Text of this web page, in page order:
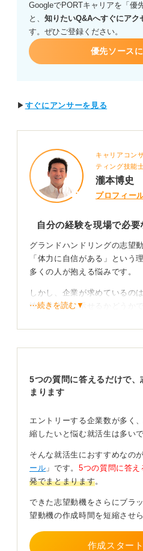
れるポイントは何でしょうか
り込み方や、どのような熱意
アドバイスをお願いします。
GoogleでPORTキャリアを「優
と、 知りたいQ&Aへすぐにアク
す。ぜひご登録ください。
優先ソース
▶ すぐにアンサーを見る
キャリアコン
ティング技能
瀧本博史
プロフィー
自分の経験を現場で必
グランドハンドリングの志望
「体力に自信がある」という
多くの人が抱える悩みです。
しかし、企業が求めているの
性を具体的に示せるかどうか
この経験を「グランドハンド
ったことがあります。
まずはグランドハンドリン
よう
という厳しい基準のもと、航
下ろし、給油作業、機内清掃
速かつ正確にこなす重要な役割
⋯続きを読む▼
5つの質問に答えるだけで
まります
エントリーする企業数が多く
縮したいと悩む就活生は多いで
そんな就活生におすすめなの
ール 」です。 5つの質問に答え
発でまとまります。
できた志望動機をさらにブラ
望動機の作成時間を短縮させら
作成スター